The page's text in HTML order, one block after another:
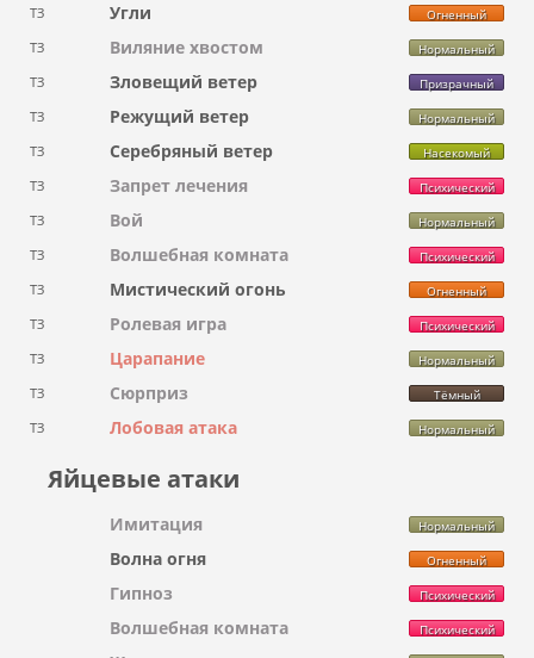
ТЗ Угли Огненный
ТЗ Виляние хвостом Нормальный
ТЗ Зловещий ветер Призрачный
ТЗ Режущий ветер Нормальный
ТЗ Серебряный ветер Насекомый
ТЗ Запрет лечения Психический
ТЗ Вой Нормальный
ТЗ Волшебная комната Психический
ТЗ Мистический огонь Огненный
ТЗ Ролевая игра Психический
ТЗ Царапание Нормальный
ТЗ Сюрприз Тёмный
ТЗ Лобовая атака Нормальный
Яйцевые атаки
Имитация Нормальный
Волна огня Огненный
Гипноз Психический
Волшебная комната Психический